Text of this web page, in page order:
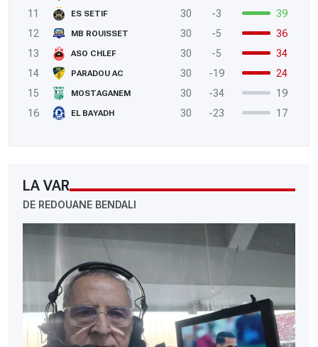
11
ES SETIF 30 -3
39
12
MB ROUISSET 30 -5
36
13
ASO CHLEF 30 -5
34
14
PARADOU AC 30 -19
24
15
MOSTAGANEM 30 -34
19
16
EL BAYADH 30 -23 17
LA VAR
DE REDOUANE BENDALI